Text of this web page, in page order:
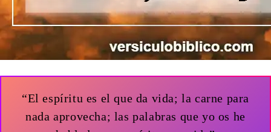
“El espíritu es el que da vida; la carne para
nada aprovecha; las palabras que yo os he